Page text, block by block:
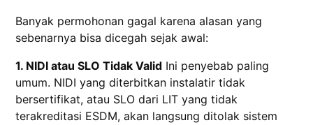
Banyak permohonan gagal karena alasan yang
sebenarnya bisa dicegah sejak awal:
1. NIDI atau SLO Tidak Valid Ini penyebab paling
umum. NIDI yang diterbitkan instalatir tidak
bersertifikat, atau SLO dari LIT yang tidak
terakreditasi ESDM, akan langsung ditolak sistem